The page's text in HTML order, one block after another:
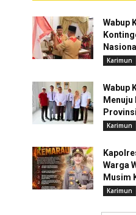
Wabup
Karimun
Wabup
Provinsi
Karimun
Warga
Musim
Karimun